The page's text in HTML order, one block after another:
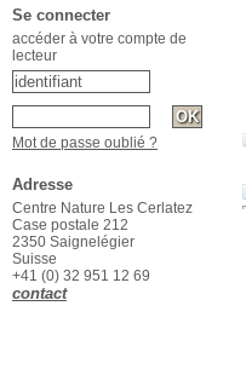
Se connecter
accéder à votre compte de
lecteur
Mot de passe oublié ?
Adresse
Centre Nature Les Cerlatez
Case postale 212
2350 Saignelégier
Suisse
+41 (0) 32 951 12 69
contact